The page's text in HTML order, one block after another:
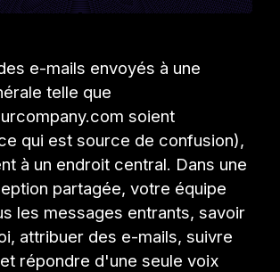
e-mails envoyés à une
telle que
soient
qui est source de confusion),
à un endroit central. Dans une
partagée, votre équipe
les messages entrants, savoir
attribuer des e-mails, suivre
répondre d'une seule voix